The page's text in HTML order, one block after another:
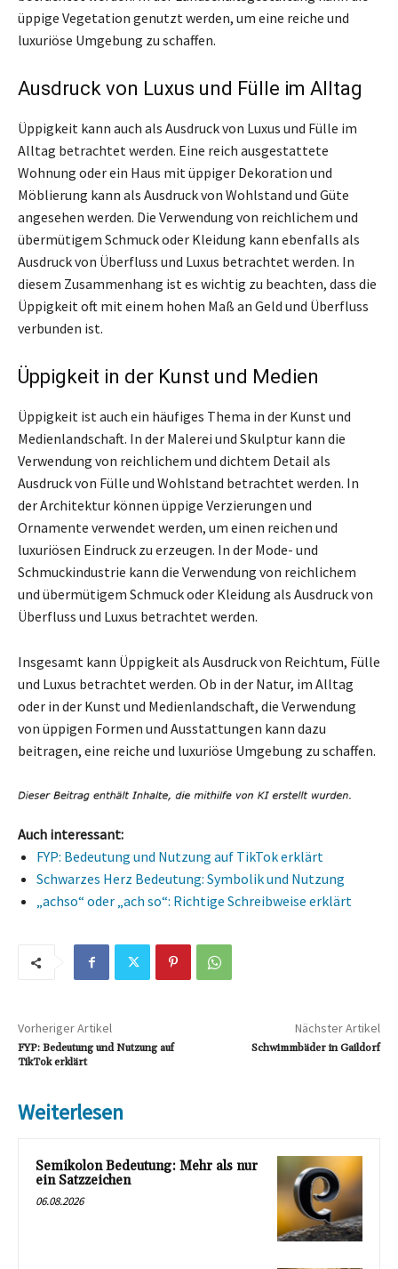
üppige Vegetation genutzt werden, um eine reiche und
luxuriöse Umgebung zu schaffen.
Ausdruck von Luxus und Fülle im Alltag
Üppigkeit kann auch als Ausdruck von Luxus und Fülle im
Alltag betrachtet werden. Eine reich ausgestattete
Wohnung oder ein Haus mit üppiger Dekoration und
Möblierung kann als Ausdruck von Wohlstand und Güte
angesehen werden. Die Verwendung von reichlichem und
übermütigem Schmuck oder Kleidung kann ebenfalls als
Ausdruck von Überfluss und Luxus betrachtet werden. In
diesem Zusammenhang ist es wichtig zu beachten, dass die
Üppigkeit oft mit einem hohen Maß an Geld und Überfluss
verbunden ist.
Üppigkeit in der Kunst und Medien
Üppigkeit ist auch ein häufiges Thema in der Kunst und
Medienlandschaft. In der Malerei und Skulptur kann die
Verwendung von reichlichem und dichtem Detail als
Ausdruck von Fülle und Wohlstand betrachtet werden. In
der Architektur können üppige Verzierungen und
Ornamente verwendet werden, um einen reichen und
luxuriösen Eindruck zu erzeugen. In der Mode- und
Schmuckindustrie kann die Verwendung von reichlichem
und übermütigem Schmuck oder Kleidung als Ausdruck von
Überfluss und Luxus betrachtet werden.
Insgesamt kann Üppigkeit als Ausdruck von Reichtum, Fülle
und Luxus betrachtet werden. Ob in der Natur, im Alltag
oder in der Kunst und Medienlandschaft, die Verwendung
von üppigen Formen und Ausstattungen kann dazu
beitragen, eine reiche und luxuriöse Umgebung zu schaffen.
Auch interessant:
FYP: Bedeutung und Nutzung auf TikTok erklärt
Schwarzes Herz Bedeutung: Symbolik und Nutzung
„achso“ oder „ach so“: Richtige Schreibweise erklärt
Vorheriger Artikel
FYP: Bedeutung und Nutzung auf
TikTok erklärt
Nächster Artikel
Schwimmbäder in Gaildorf
Weiterlesen
Semikolon Bedeutung: Mehr als nur
ein Satzzeichen
06.08.2026